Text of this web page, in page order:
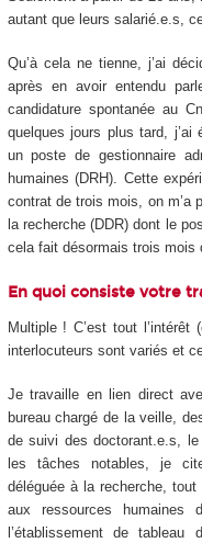
autant que leurs salarié.e.s,
Qu’à cela ne tienne, j’ai
après en avoir entendu
candidature spontanée au
quelques jours plus tard, j’ai
un poste de gestionnaire
humaines (DRH). Cette
contrat de trois mois, on m’a
la recherche (DDR) dont le
cela fait désormais trois mois
En quoi consiste votre
Multiple ! C’est tout
interlocuteurs sont variés et ce
Je travaille en lien direct
bureau chargé de la veille,
de suivi des doctorant.e.s,
les tâches notables, je
déléguée à la recherche,
aux ressources humaines
l’établissement de